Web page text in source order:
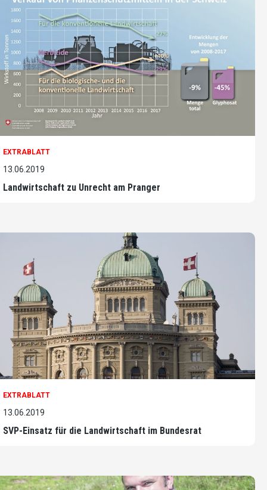
EXTRABLATT
13.06.2019
Landwirtschaft zu Unrecht am Pranger
EXTRABLATT
13.06.2019
SVP-Einsatz für die Landwirtschaft im Bundesrat